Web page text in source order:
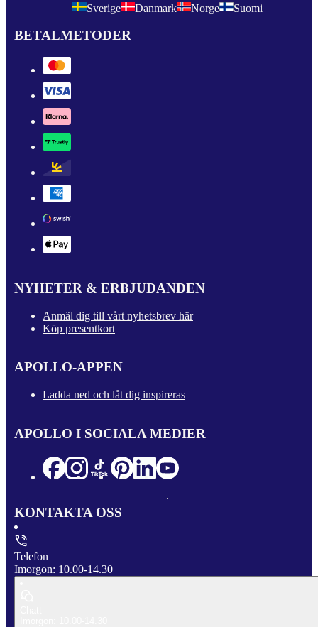
Sverige Danmark Norge Suomi
BETALMETODER
NYHETER & ERBJUDANDEN
Anmäl dig till vårt nyhetsbrev här
Köp presentkort
APOLLO-APPEN
Ladda ned och låt dig inspireras
APOLLO I SOCIALA MEDIER
KONTAKTA OSS
Telefon
Imorgon: 10.00-14.30